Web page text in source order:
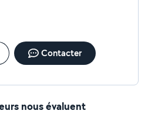
Contacter
nous évaluent